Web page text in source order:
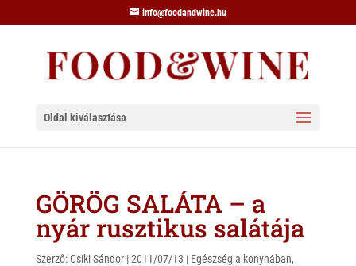
info@foodandwine.hu
Oldal kiválasztása
GÖRÖG SALÁTA – a
nyár rusztikus salátája
Szerző: Csíki Sándor|2011/07/13 | Egészség a konyhában,